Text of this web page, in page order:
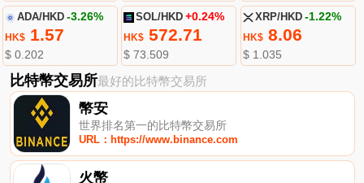
ADA/HKD -3.26%
HK$1.57
$ 0.202
SOL/HKD +0.24%
HK$ 572.71
$ 73.509
XRP/HKD -1.22%
HK$8.06
$ 1.035
比特幣交易所最好的比特幣交易所
幣安
世界排名第一的比特幣交易所
URL：https://www.binance.com
火幣